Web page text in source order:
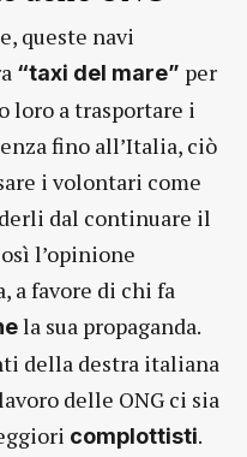
queste navi
“taxi del mare” per
loro a trasportare i
fino all’Italia, ciò
i volontari come
dal continuare il
l’opinione
a favore di chi fa
la sua propaganda.
della destra italiana
delle ONG ci sia
complottisti.